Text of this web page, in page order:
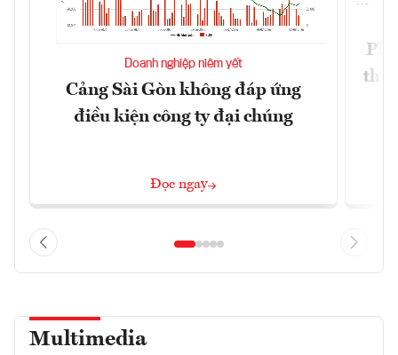
Doanh nghiệp niêm yết
Cảng Sài Gòn không đáp ứng
điều kiện công ty đại chúng
Đọc ngay
Multimedia